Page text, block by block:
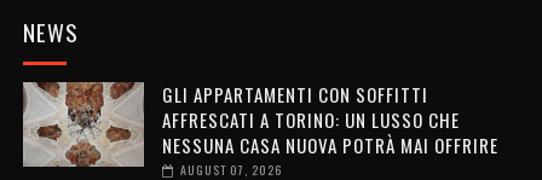
NEWS
GLI APPARTAMENTI CON SOFFITTI
AFFRESCATI A TORINO: UN LUSSO CHE
NESSUNA CASA NUOVA POTRÀ MAI OFFRIRE
AUGUST 07, 2026